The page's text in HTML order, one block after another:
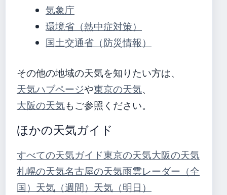
気象庁
環境省（熱中症対策）
国土交通省（防災情報）
その他の地域の天気を知りたい方は、
天気ハブページや東京の天気、
大阪の天気もご参照ください。
ほかの天気ガイド
すべての天気ガイド東京の天気大阪の天気
札幌の天気名古屋の天気雨雲レーダー（全
国） 天気（週間） 天気（明日）